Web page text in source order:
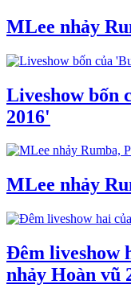
MLee nhảy
Liveshow bốn
2016'
MLee nhảy
Đêm liveshow
nhảy Hoàn vũ